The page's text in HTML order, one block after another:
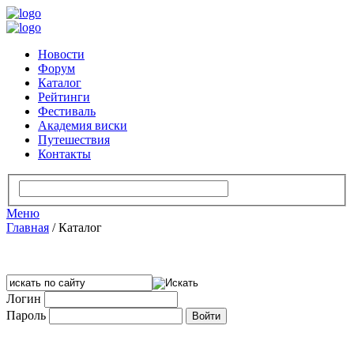
Новости
Форум
Каталог
Рейтинги
Фестиваль
Академия виски
Путешествия
Контакты
Меню
Главная /Каталог
Логин
Пароль